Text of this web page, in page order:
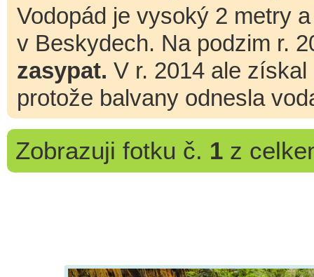
Vodopád je vysoký 2 metry
v Beskydech. Na podzim r.
zasypat. V r. 2014 ale
protože balvany odnesla
Zobrazuji fotku č. 1z